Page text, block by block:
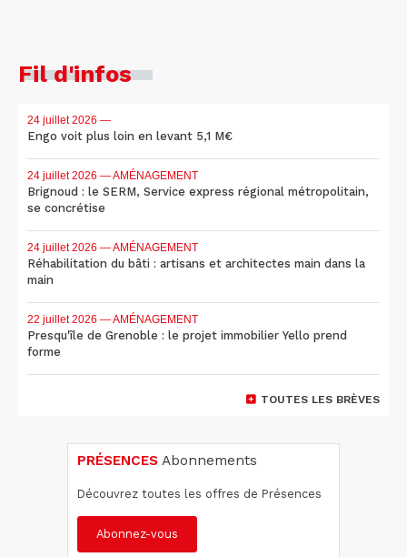
Fil d'infos
24 juillet 2026 —
Engo voit plus loin en levant 5,1 M€
24 juillet 2026 — AMÉNAGEMENT
Brignoud : le SERM, Service express régional métropolitain,
se concrétise
24 juillet 2026 — AMÉNAGEMENT
Réhabilitation du bâti : artisans et architectes main dans la
main
22 juillet 2026 — AMÉNAGEMENT
Presqu'île de Grenoble : le projet immobilier Yello prend
forme
TOUTES LES BRÈVES
PRÉSENCES Abonnements
Découvrez toutes les offres de Présences
Abonnez-vous